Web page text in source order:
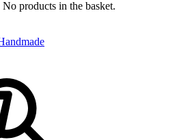
No products in the basket.